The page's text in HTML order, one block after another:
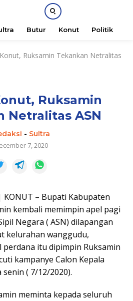
Butur Konut Politik
Ruksamin Tekankan Netralitas
Ruksamin
Netralitas ASN
- Sultra
7, 2020
KONUT – Bupati Kabupaten
kembali memimpin apel pagi
Negara ( ASN) dilapangan
kelurahan wanggudu,
perdana itu dipimpin Ruksamin
kampanye Calon Kepala
senin ( 7/12/2020).
meminta kepada seluruh